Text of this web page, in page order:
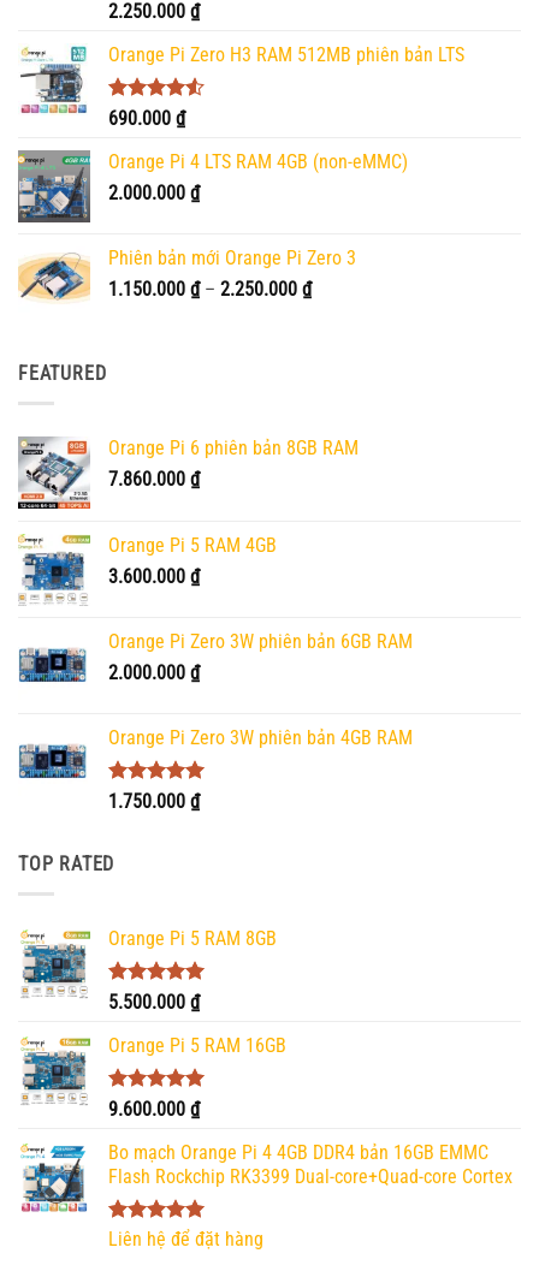
Được xếp
5 sao
2.250.000 ₫
Orange Pi Zero H3 RAM 512MB phiên bản LTS
Được xếp
4.50
5 sao
690.000 ₫
Orange Pi 4 LTS RAM 4GB (non-eMMC)
2.000.000 ₫
Phiên bản mới Orange Pi Zero 3
1.150.000 ₫ – 2.250.000 ₫Khoảng
FEATURED
Orange Pi 6 phiên bản 8GB RAM
7.860.000 ₫
Orange Pi 5 RAM 4GB
3.600.000 ₫
Orange Pi Zero 3W phiên bản 6GB RAM
2.000.000 ₫
Orange Pi Zero 3W phiên bản 4GB RAM
Được xếp
1.750.000 ₫
TOP RATED
Orange Pi 5 RAM 8GB
Được xếp
5 sao
5.500.000 ₫
Orange Pi 5 RAM 16GB
Được xếp
5 sao
9.600.000 ₫
Bo mạch Orange Pi 4 4GB DDR4 bản 16GB EMMC
Flash Rockchip RK3399 Dual-core+Quad-core Cortex
Được xếp
5.00
Liên hệ để đặt hàng